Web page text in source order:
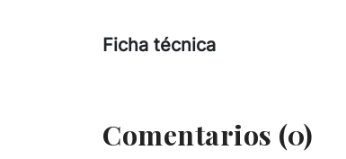
Ficha técnica
Comentarios (0)